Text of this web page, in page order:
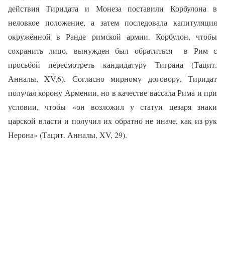
действия Тиридата и Монеза поставили Корбулона в
неловкое положение, а затем последовала капитуляция
окружённой в Ранде римской армии. Корбулон, чтобы
сохранить лицо, вынужден был обратиться
в Рим с
просьбой пересмотреть кандидатуру Тиграна (Тацит.
Анналы, XV,6). Согласно мирному договору, Тиридат
получал корону Армении, но в качестве вассала Рима и при
условии, чтобы «он возложил у статуи цезаря знаки
царской власти и получил их обратно не иначе, как из рук
Нерона» (Тацит. Анналы, XV, 29).